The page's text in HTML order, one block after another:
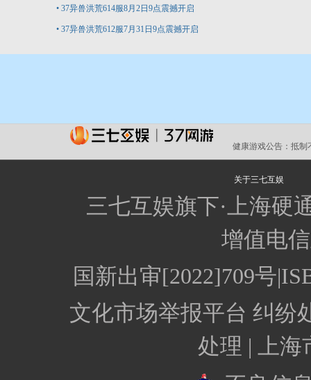
• 37异兽洪荒614服8月2日9点震撼开启
• 37异兽洪荒612服7月31日9点震撼开启
健康游戏公告： 抵制
关于三七互娱
三七互娱旗下·上海硬
增值电
国新出审[2022]709号
文化市场举报平台 纠纷
处理 |
上